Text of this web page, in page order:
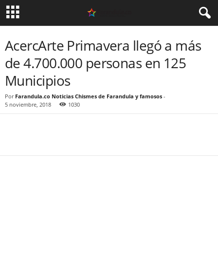
AcercArte Primavera llegó a más
de 4.700.000 personas en 125
Municipios
Por Farandula.co Noticias Chismes de Farandula y famosos -
5 noviembre, 2018
1030